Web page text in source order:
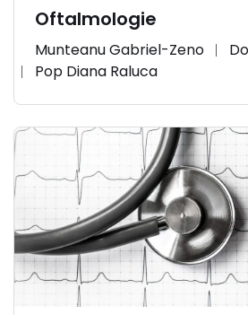
Oftalmologie
Munteanu Gabriel-Zeno
Pop Diana Raluca